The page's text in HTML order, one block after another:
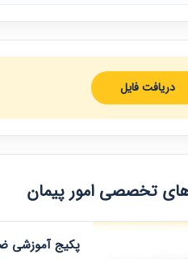
دریافت فایل
تخصصی امور پیمان
پکیج آموزشی